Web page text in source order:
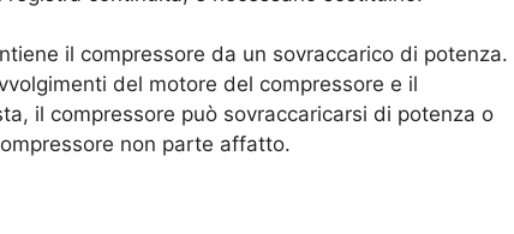
il compressore da un sovraccarico di potenza.
del motore del compressore e il
il compressore può sovraccaricarsi di potenza o
non parte affatto.